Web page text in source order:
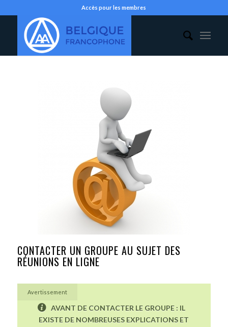
Accès pour les membres
CONTACTER UN GROUPE AU SUJET DES
RÉUNIONS EN LIGNE
Avertissement
AVANT DE CONTACTER LE GROUPE : IL
EXISTE DE NOMBREUSES EXPLICATIONS ET